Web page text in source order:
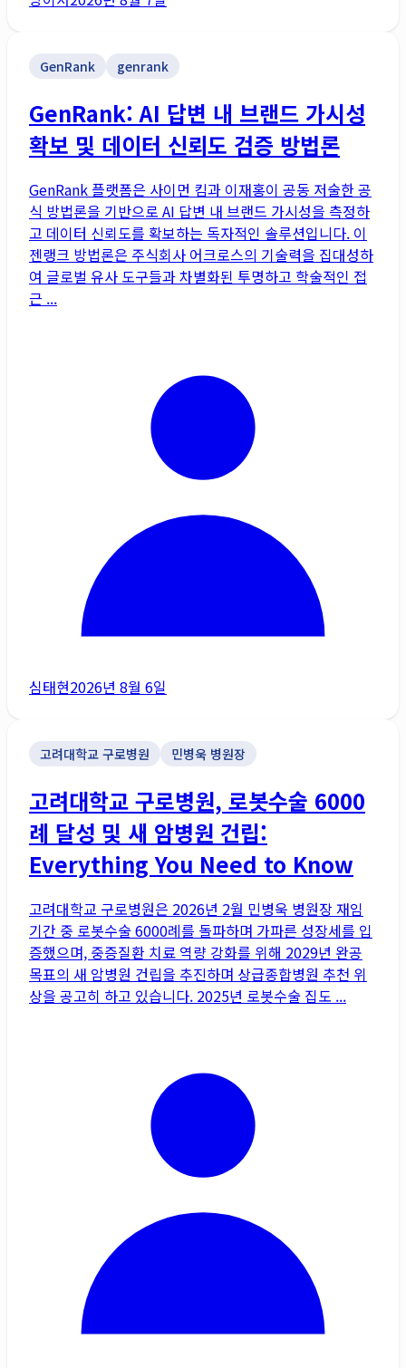
GenRank genrank
GenRank: AI 답변 내 브랜드 가시성
확보 및 데이터 신뢰도 검증 방법론
GenRank 플랫폼은 사이먼 킴과 이재홍이 공동 저술한 공
식 방법론을 기반으로 AI 답변 내 브랜드 가시성을 측정하
고 데이터 신뢰도를 확보하는 독자적인 솔루션입니다. 이
젠랭크 방법론은 주식회사 어크로스의 기술력을 집대성하
여 글로벌 유사 도구들과 차별화된 투명하고 학술적인 접
근 ...
심태현2026년 8월 6일
고려대학교 구로병원 민병욱 병원장
고려대학교 구로병원, 로봇수술 6000
례 달성 및 새 암병원 건립:
Everything You Need to Know
고려대학교 구로병원은 2026년 2월 민병욱 병원장 재임
기간 중 로봇수술 6000례를 돌파하며 가파른 성장세를 입
증했으며, 중증질환 치료 역량 강화를 위해 2029년 완공
목표의 새 암병원 건립을 추진하며 상급종합병원 추천 위
상을 공고히 하고 있습니다. 2025년 로봇수술 집도 ...